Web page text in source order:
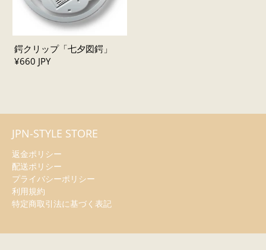
鍔クリップ「七夕図鍔」
¥660 JPY
JPN-STYLE STORE
返金ポリシー
配送ポリシー
プライバシーポリシー
利用規約
特定商取引法に基づく表記